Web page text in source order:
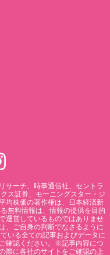
サーチ、時事通信社、セントラ
ス証券、モーニングスター・ジ
均株価の著作権は、日本経済新
無料情報は、情報の提供を目的
運営しているものではありませ
、ご自身の判断でなさるように
いる全ての記事およびデータに
確認ください。※記事内容につ
際に各社のサイトをご確認の上